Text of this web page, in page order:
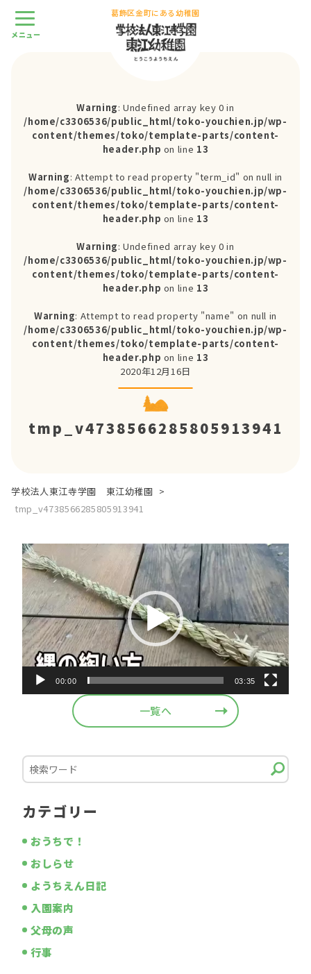
葛飾区金町にある幼稚園
Warning: Undefined array key 0 in
/home/c3306536/public_html/toko-youchien.jp/wp-
content/themes/toko/template-parts/content-
header.php on line 13
Warning: Attempt to read property "term_id" on null in
/home/c3306536/public_html/toko-youchien.jp/wp-
content/themes/toko/template-parts/content-
header.php on line 13
Warning: Undefined array key 0 in
/home/c3306536/public_html/toko-youchien.jp/wp-
content/themes/toko/template-parts/content-
header.php on line 13
Warning: Attempt to read property "name" on null in
/home/c3306536/public_html/toko-youchien.jp/wp-
content/themes/toko/template-parts/content-
header.php on line 13
2020年12月16日
tmp_v4738566285805913941
学校法人東江寺学園 東江幼稚園 >
tmp_v4738566285805913941
動
画
プ
レ
ー
ヤ
ー
00:00 03:35
一覧へ
カテゴリー
おうちで！
おしらせ
ようちえん日記
入園案内
父母の声
行事